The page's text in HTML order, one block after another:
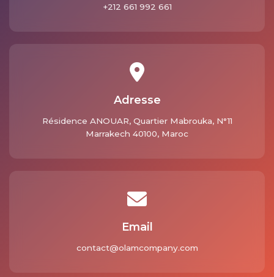
+212 661 992 661
Adresse
Résidence ANOUAR, Quartier Mabrouka, N°11
Marrakech 40100, Maroc
Email
contact@olamcompany.com